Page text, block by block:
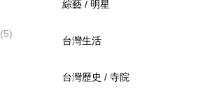
(5)
綜藝 / 明星
台灣生活
台灣歷史 / 寺院